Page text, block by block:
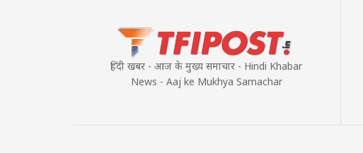
हिंदी खबर - आज के मुख्य समाचार - Hindi Khabar
News - Aaj ke Mukhya Samachar